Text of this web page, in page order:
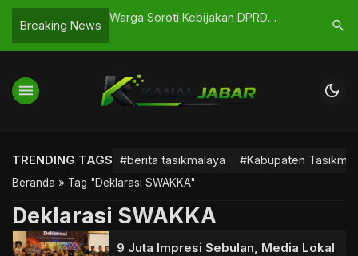
Breaking News
Warga Soroti Kebijakan DPRD
Anggota
APBD
search
menu dark_mode
TRENDING TAGS #berita tasikmalaya #Kabupaten
Beranda » Tag "Deklarasi SWAKKA"
Deklarasi SWAKKA
9 Juta Impresi Sebulan, Media Lokal